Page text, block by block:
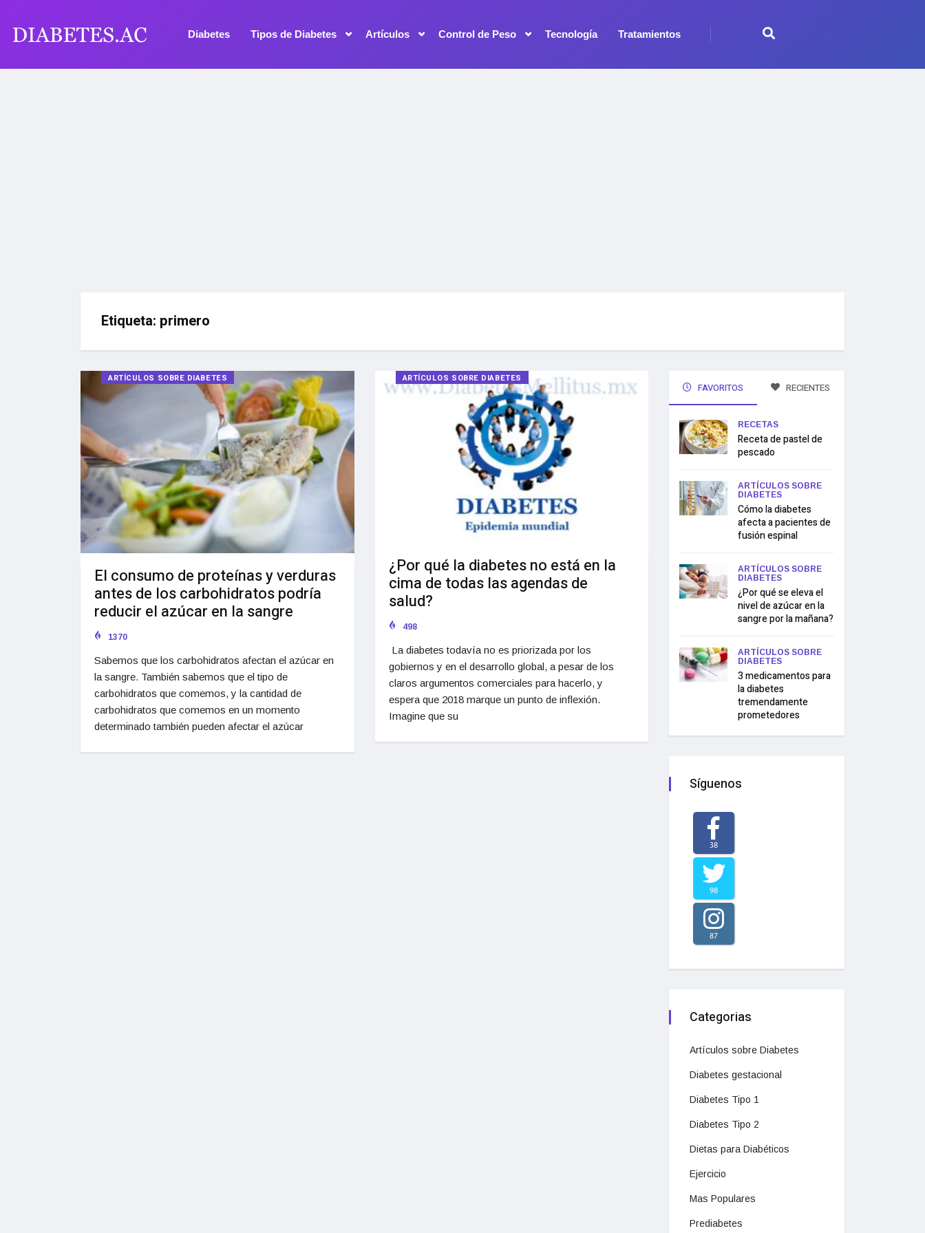
Diabetes Tipos de Diabetes Artículos Control de Peso Tecnología Tratamientos
Etiqueta: primero
ARTÍCULOS SOBRE DIABETES
El consumo de proteínas y verduras
antes de los carbohidratos podría
reducir el azúcar en la sangre
1370
Sabemos que los carbohidratos afectan el azúcar en
la sangre. También sabemos que el tipo de
carbohidratos que comemos, y la cantidad de
carbohidratos que comemos en un momento
determinado también pueden afectar el azúcar
ARTÍCULOS SOBRE DIABETES
¿Por qué la diabetes no está en la
cima de todas las agendas de
salud?
498
La diabetes todavía no es priorizada por los
gobiernos y en el desarrollo global, a pesar de los
claros argumentos comerciales para hacerlo, y
espera que 2018 marque un punto de inflexión.
Imagine que su
FAVORITOS RECIENTES
RECETAS
Receta de pastel de
pescado
ARTÍCULOS SOBRE
DIABETES
Cómo la diabetes
afecta a pacientes de
fusión espinal
ARTÍCULOS SOBRE
DIABETES
¿Por qué se eleva el
nivel de azúcar en la
sangre por la mañana?
ARTÍCULOS SOBRE
DIABETES
3 medicamentos para
la diabetes
tremendamente
prometedores
Síguenos
38
98
87
Categorias
Artículos sobre Diabetes
Diabetes gestacional
Diabetes Tipo 1
Diabetes Tipo 2
Dietas para Diabéticos
Ejercicio
Mas Populares
Prediabetes